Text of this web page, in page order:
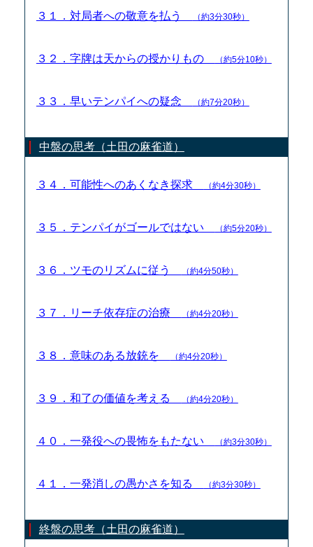
３１．対局者への敬意を払う （約3分30秒）
３２．字牌は天からの授かりもの （約5分10秒）
３３．早いテンパイへの疑念 （約7分20秒）
中盤の思考（土田の麻雀道）
３４．可能性へのあくなき探求 （約4分30秒）
３５．テンパイがゴールではない （約5分20秒）
３６．ツモのリズムに従う （約4分50秒）
３７．リーチ依存症の治療 （約4分20秒）
３８．意味のある放銃を （約4分20秒）
３９．和了の価値を考える （約4分20秒）
４０．一発役への畏怖をもたない （約3分30秒）
４１．一発消しの愚かさを知る （約3分30秒）
終盤の思考（土田の麻雀道）